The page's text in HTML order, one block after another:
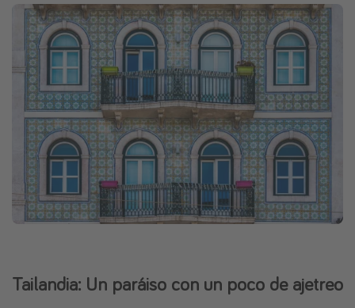
Tailandia: Un paráiso con un poco de ajetreo